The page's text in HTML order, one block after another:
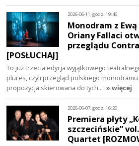
2026-06-11, godz. 19:46
Monodram z
Oriany Fallaci
przeglądu
[POSŁUCHAJ]
To już trzecia edycja wyjątkowego
plures, czyli przegląd polskiego
propozycja skierowana do tych… » więcej
2026-06-07, godz. 16:20
Premiera płyty
szczecińskie”
Quartet